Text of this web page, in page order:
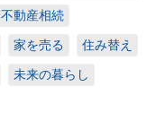
不動産相続
家を売る 住み替え
未来の暮らし